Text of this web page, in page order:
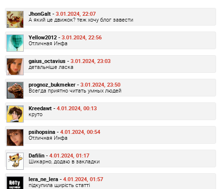
JhonGalt - 3.01.2024, 22:07
А який це движок? теж хочу блог завести
Yellow2012 - 3.01.2024, 22:56
Отличная Инфа
gaius_octavius - 3.01.2024, 23:03
детальніше ласка
prognoz_bukmeker - 3.01.2024, 23:50
Всегда приятно читать умных людей
Kreedawt - 4.01.2024, 00:13
круто
psihopsina - 4.01.2024, 00:54
Отличная Инфа
Dafilin - 4.01.2024, 01:17
Шикарно, додаю в закладки
lera_ne_lera - 4.01.2024, 01:57
підкупила щирість статті